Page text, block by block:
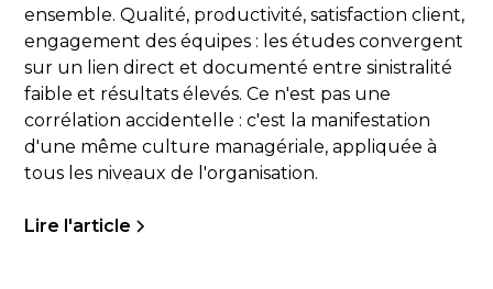
ensemble. Qualité, productivité, satisfaction client,
engagement des équipes : les études convergent
sur un lien direct et documenté entre sinistralité
faible et résultats élevés. Ce n'est pas une
corrélation accidentelle : c'est la manifestation
d'une même culture managériale, appliquée à
tous les niveaux de l'organisation.
Lire l'article